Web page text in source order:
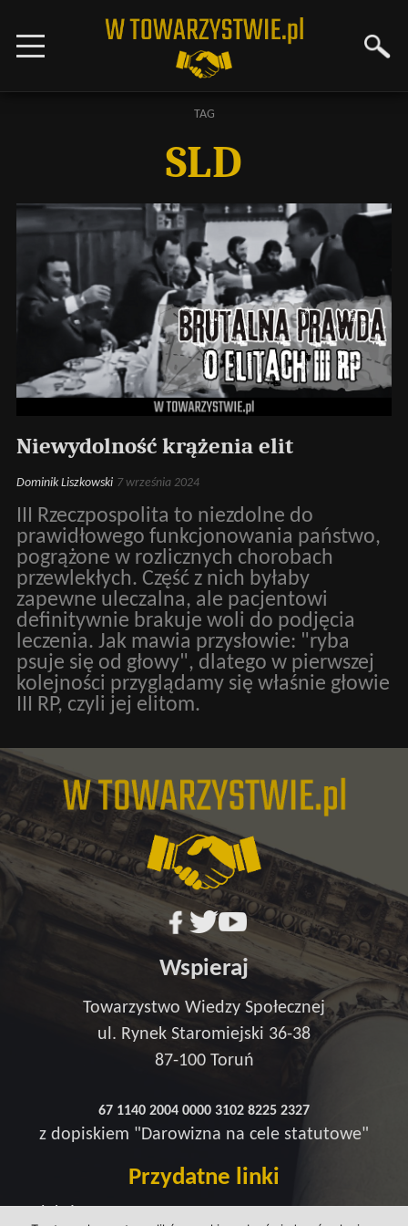
TAG
SLD
Niewydolność krążenia elit
Dominik Liszkowski 7 września 2024
III Rzeczpospolita to niezdolne do
prawidłowego funkcjonowania państwo,
pogrążone w rozlicznych chorobach
przewlekłych. Część z nich byłaby
zapewne uleczalna, ale pacjentowi
definitywnie brakuje woli do podjęcia
leczenia. Jak mawia przysłowie: "ryba
psuje się od głowy", dlatego w pierwszej
kolejności przyglądamy się właśnie głowie
III RP, czyli jej elitom.
Wspieraj
Towarzystwo Wiedzy Społecznej
ul. Rynek Staromiejski 36-38
87-100 Toruń
67 1140 2004 0000 3102 8225 2327
z dopiskiem "Darowizna na cele statutowe"
Przydatne linki